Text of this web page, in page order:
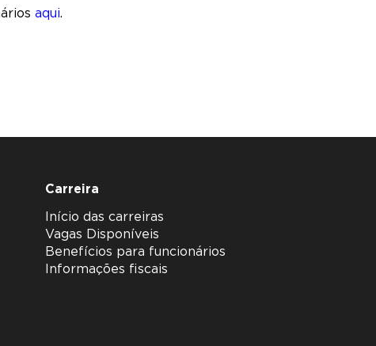
aqui.
Carreira
Início das carreiras
Vagas Disponíveis
Benefícios para funcionários
Informações fiscais